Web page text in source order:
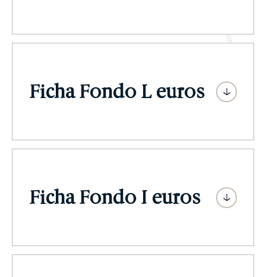
Ficha Fondo L euros
Ficha Fondo I euros